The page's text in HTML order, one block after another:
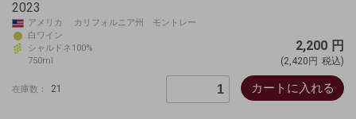
2023
アメリカ カリフォルニア州 モントレー
白ワイン
シャルドネ100%
750ml
2,200 円
(2,420円 税込)
在庫数： 21 カートに入れる